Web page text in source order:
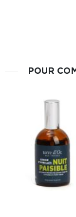
POUR